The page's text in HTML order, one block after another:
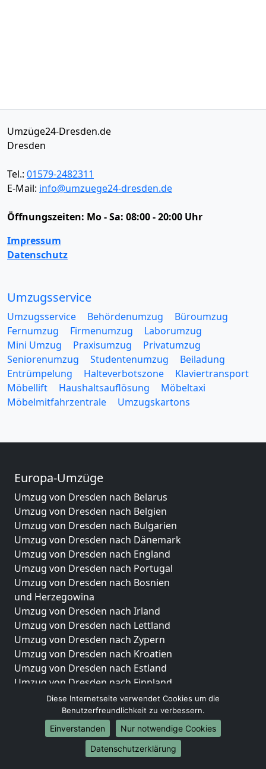
Umzüge24-Dresden.de
Dresden
Tel.: 01579-2482311
E-Mail: info@umzuege24-dresden.de
Öffnungszeiten: Mo - Sa: 08:00 - 20:00 Uhr
Impressum
Datenschutz
Umzugsservice
Umzugsservice Behördenumzug
Büroumzug
Fernumzug
Firmenumzug
Laborumzug
Mini Umzug
Praxisumzug
Privatumzug
Seniorenumzug
Studentenumzug
Beiladung
Entrümpelung
Halteverbotszone
Klaviertransport
Möbellift
Haushaltsauflösung
Möbeltaxi
Möbelmitfahrzentrale
Umzugskartons
Europa-Umzüge
Umzug von Dresden nach Belarus
Umzug von Dresden nach Belgien
Umzug von Dresden nach Bulgarien
Umzug von Dresden nach Dänemark
Umzug von Dresden nach England
Umzug von Dresden nach Portugal
Umzug von Dresden nach Bosnien
und Herzegowina
Umzug von Dresden nach Irland
Umzug von Dresden nach Lettland
Umzug von Dresden nach Zypern
Umzug von Dresden nach Kroatien
Umzug von Dresden nach Estland
Umzug von Dresden nach Finnland
Umzug von Dresden nach Frankreich
Umzug von Dresden nach Griechenland
Umzug von Dresden nach Italien
Umzug von Dresden nach Liechtenstein
Umzug von Dresden nach Luxemburg
Diese Internetseite verwendet Cookies um die
Benutzerfreundlichkeit zu verbessern.
Einverstanden
Nur notwendige Cookies
Datenschutzerklärung